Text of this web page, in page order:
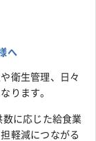
へ
衛生管理、日々
ります。
に応じた給食業
軽減につながる